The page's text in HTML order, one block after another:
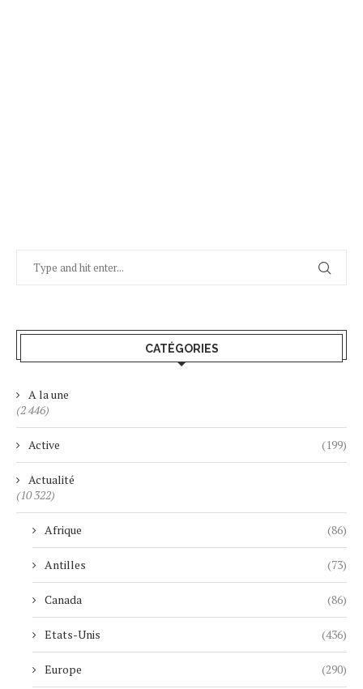
CATÉGORIES
A la une
(2 446)
Active (199)
Actualité
(10 322)
Afrique (86)
Antilles (73)
Canada (86)
Etats-Unis (436)
Europe (290)